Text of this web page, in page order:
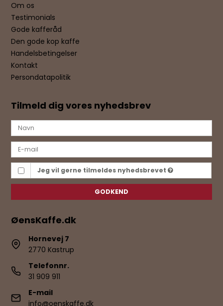
Om os
Testimonials
Gode kafferåd
Den gode kop kaffe
Handelsbetingelser
Kontakt
Persondatapolitik
Tilmeld dig vores nyhedsbrev
Jeg vil gerne tilmeldes nyhedsbrevet
GODKEND
ØensKaffe.dk
Hornevej 7
2770 Kastrup
Telefonnr.
31 909 911
E-mail
info@oenskaffe.dk